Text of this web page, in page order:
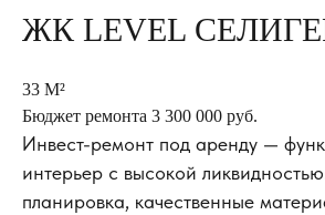
ЖК LEVEL
33 М²
Бюджет ремонта 3 300 000 руб.
Инвест-ремонт под аренду —
интерьер с высокой
планировка, качественные